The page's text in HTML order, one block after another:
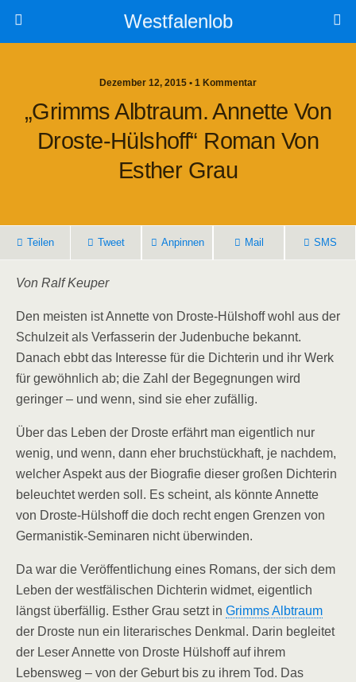
Westfalenlob
Dezember 12, 2015 • 1 Kommentar
„Grimms Albtraum. Annette Von
Droste-Hülshoff“ Roman Von
Esther Grau
Teilen Tweet Anpinnen Mail SMS
Von Ralf Keuper
Den meisten ist Annette von Droste-Hülshoff wohl aus der
Schulzeit als Verfasserin der Judenbuche bekannt.
Danach ebbt das Interesse für die Dichterin und ihr Werk
für gewöhnlich ab; die Zahl der Begegnungen wird
geringer – und wenn, sind sie eher zufällig.
Über das Leben der Droste erfährt man eigentlich nur
wenig, und wenn, dann eher bruchstückhaft, je nachdem,
welcher Aspekt aus der Biografie dieser großen Dichterin
beleuchtet werden soll. Es scheint, als könnte Annette
von Droste-Hülshoff die doch recht engen Grenzen von
Germanistik-Seminaren nicht überwinden.
Da war die Veröffentlichung eines Romans, der sich dem
Leben der westfälischen Dichterin widmet, eigentlich
längst überfällig. Esther Grau setzt in Grimms Albtraum
der Droste nun ein literarisches Denkmal. Darin begleitet
der Leser Annette von Droste Hülshoff auf ihrem
Lebensweg – von der Geburt bis zu ihrem Tod. Das